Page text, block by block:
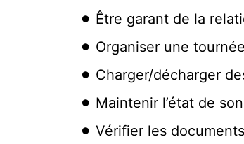
Être garant de la
Organiser une
Charger/décharger
Maintenir l’état de
Vérifier les